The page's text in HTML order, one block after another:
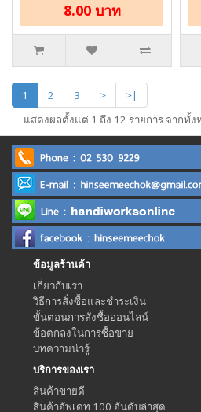
8.00 บาท
1 2 3 >
>|
แสดงผลตั้งแต่ 1 ถึง 12 รายการ จากทั้
ข้อมูลร้านค้า
เกี่ยวกับเรา
วิธีการสั่งซื้อและชำระเงิน
ขั้นตอนการสั่งซื้อออนไลน์
ข้อตกลงในการซื้อขาย
บทความน่ารู้
บริการของเรา
สินค้าขายดี
สินค้าอัพเดท 100 อันดับล่าสุด